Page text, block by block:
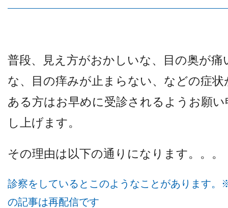
他病院との連携
小児眼科
普段、見え方がおかしいな、目の奥が痛
な、目の痒みが止まらない、などの症状
ある方はお早めに受診されるようお願い
し上げます。
その理由は以下の通りになります。。。
診察をしているとこのようなことがあります。
の記事は再配信です